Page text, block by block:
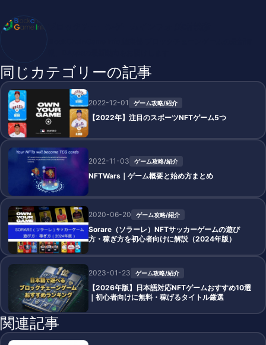
同じカテゴリーの記事
2022-12-01 ゲーム攻略/紹介
【2022年】注目のスポーツNFTゲーム5つ
2022-11-03 ゲーム攻略/紹介
NFTWars｜ゲーム概要と始め方まとめ
2020-06-20 ゲーム攻略/紹介
Sorare（ソラーレ）NFTサッカーゲームの遊び
方・稼ぎ方を初心者向けに解説（2024年版）
2023-01-23 ゲーム攻略/紹介
【2026年版】日本語対応NFTゲームおすすめ10選
｜初心者向けに無料・稼げるタイトル厳選
関連記事